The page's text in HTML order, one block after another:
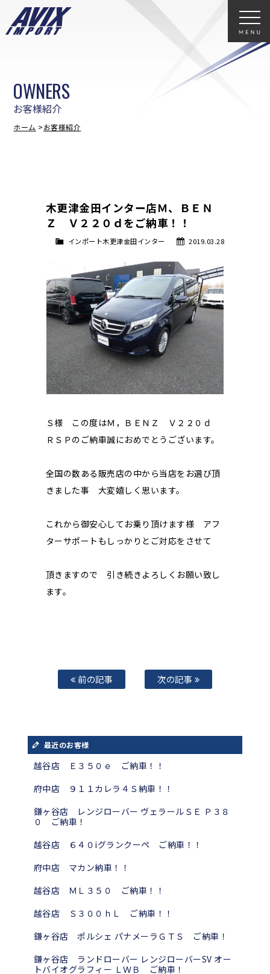
お客様紹介
OWNERS
ホーム お客様紹介
木更津金田インター店Ｍ、ＢＥＮ
Ｚ Ｖ２２０ｄをご納車！！
2019.03.28
インポート木更津金田インター
Ｓ様 この度はＭ，ＢＥＮＺ Ｖ２２０ｄ
ＲＳＰのご納車誠におめでとうございます。
全国の数ある販売店の中から当店をお選び頂
きました事 大変嬉しく思います。
これから御安心してお乗り頂けます様 アフ
ターサポートもしっかりとご対応をさせて
頂きますので 引き続きよろしくお願い致し
ます。
前の記事 次の記事
最近のお客様
越谷店 Ｅ３５０ｅ ご納車！！
府中店 ９１１カレラ４Ｓ納車！！
鎌ヶ谷店 レンジローバー ヴェラールＳＥ Ｐ３８
０ ご納車！
越谷店 ６４０iグランクーペ ご納車！！
府中店 マカン納車！！
越谷店 ＭＬ３５０ ご納車！！
越谷店 Ｓ３００ｈＬ ご納車！！
鎌ヶ谷店 ポルシェ パナメーラＧＴＳ ご納車！
鎌ヶ谷店 ランドローバー レンジローバーSV オー
トバイオグラフィー ＬＷＢ ご納車！